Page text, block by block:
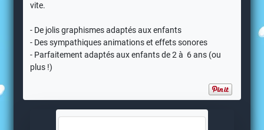
vite.
- De jolis graphismes adaptés aux enfants
- Des sympathiques animations et effets sonores
- Parfaitement adaptés aux enfants de 2 à 6 ans (ou
plus !)